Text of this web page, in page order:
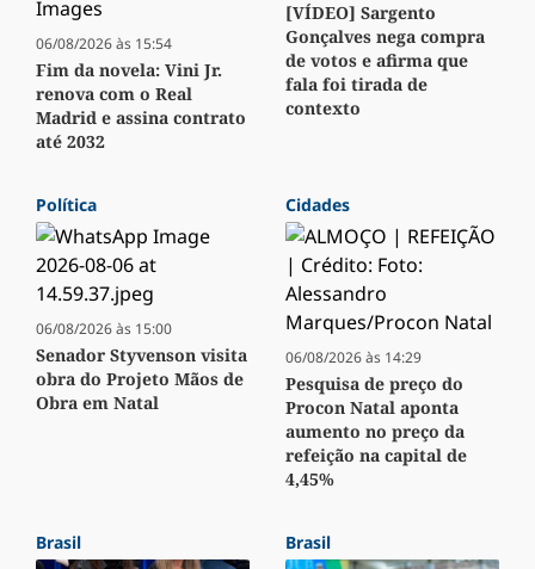
06/08/2026 às 15:54
Fim da novela: Vini Jr.
renova com o Real
Madrid e assina contrato
até 2032
[VÍDEO] Sargento
Gonçalves nega compra
de votos e afirma que
fala foi tirada de
contexto
Política
06/08/2026 às 15:00
Senador Styvenson visita
obra do Projeto Mãos de
Obra em Natal
Cidades
06/08/2026 às 14:29
Pesquisa de preço do
Procon Natal aponta
aumento no preço da
refeição na capital de
4,45%
Brasil Brasil